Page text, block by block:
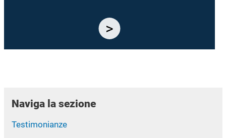
Naviga la sezione
Testimonianze